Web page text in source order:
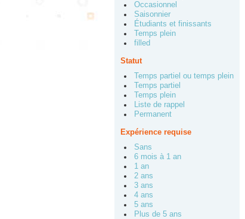
Occasionnel
Saisonnier
Étudiants et finissants
Temps plein
filled
Statut
Temps partiel ou temps plein
Temps partiel
Temps plein
Liste de rappel
Permanent
Expérience requise
Sans
6 mois à 1 an
1 an
2 ans
3 ans
4 ans
5 ans
Plus de 5 ans